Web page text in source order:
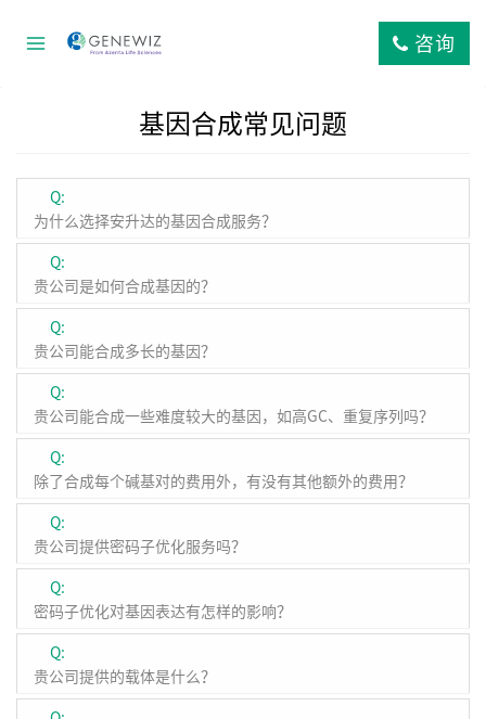
咨询
基因合成常见问题
Q:
为什么选择安升达的基因合成服务？
Q:
贵公司是如何合成基因的？
Q:
贵公司能合成多长的基因？
Q:
贵公司能合成一些难度较大的基因，如高GC、重复序列吗？
Q:
除了合成每个碱基对的费用外，有没有其他额外的费用？
Q:
贵公司提供密码子优化服务吗？
Q:
密码子优化对基因表达有怎样的影响？
Q:
贵公司提供的载体是什么？